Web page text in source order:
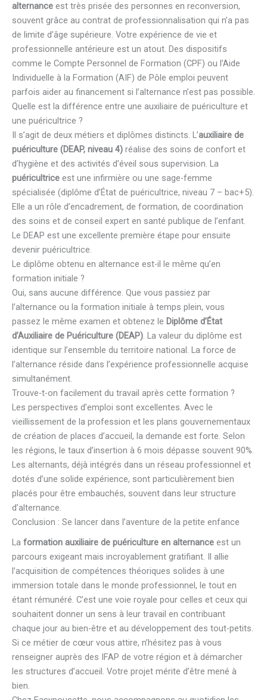
alternance est très prisée des personnes en reconversion,
souvent grâce au contrat de professionnalisation qui n’a pas
de limite d’âge supérieure. Votre expérience de vie et
professionnelle antérieure est un atout. Des dispositifs
comme le Compte Personnel de Formation (CPF) ou l’Aide
Individuelle à la Formation (AIF) de Pôle emploi peuvent
parfois aider au financement si l’alternance n’est pas possible.
Quelle est la différence entre une auxiliaire de puériculture et
une puéricultrice ?
Il s’agit de deux métiers et diplômes distincts. L’auxiliaire de
puériculture (DEAP, niveau 4) réalise des soins de confort et
d’hygiène et des activités d’éveil sous supervision. La
puéricultrice est une infirmière ou une sage-femme
spécialisée (diplôme d’État de puéricultrice, niveau 7 – bac+5).
Elle a un rôle d’encadrement, de formation, de coordination
des soins et de conseil expert en santé publique de l’enfant.
Le DEAP est une excellente première étape pour ensuite
devenir puéricultrice.
Le diplôme obtenu en alternance est-il le même qu’en
formation initiale ?
Oui, sans aucune différence. Que vous passiez par
l’alternance ou la formation initiale à temps plein, vous
passez le même examen et obtenez le Diplôme d’État
d’Auxiliaire de Puériculture (DEAP). La valeur du diplôme est
identique sur l’ensemble du territoire national. La force de
l’alternance réside dans l’expérience professionnelle acquise
simultanément.
Trouve-t-on facilement du travail après cette formation ?
Les perspectives d’emploi sont excellentes. Avec le
vieillissement de la profession et les plans gouvernementaux
de création de places d’accueil, la demande est forte. Selon
les régions, le taux d’insertion à 6 mois dépasse souvent 90%.
Les alternants, déjà intégrés dans un réseau professionnel et
dotés d’une solide expérience, sont particulièrement bien
placés pour être embauchés, souvent dans leur structure
d’alternance.
Conclusion : Se lancer dans l’aventure de la petite enfance
La formation auxiliaire de puériculture en alternance est un
parcours exigeant mais incroyablement gratifiant. Il allie
l’acquisition de compétences théoriques solides à une
immersion totale dans le monde professionnel, le tout en
étant rémunéré. C’est une voie royale pour celles et ceux qui
souhaitent donner un sens à leur travail en contribuant
chaque jour au bien-être et au développement des tout-petits.
Si ce métier de cœur vous attire, n’hésitez pas à vous
renseigner auprès des IFAP de votre région et à démarcher
les structures d’accueil. Votre projet mérite d’être mené à
bien.